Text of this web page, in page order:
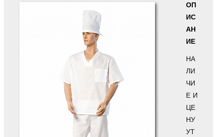
ОП
ИС
АН
ИЕ
НА
ЛИ
ЧИ
Е И
ЦЕ
НУ
УТ